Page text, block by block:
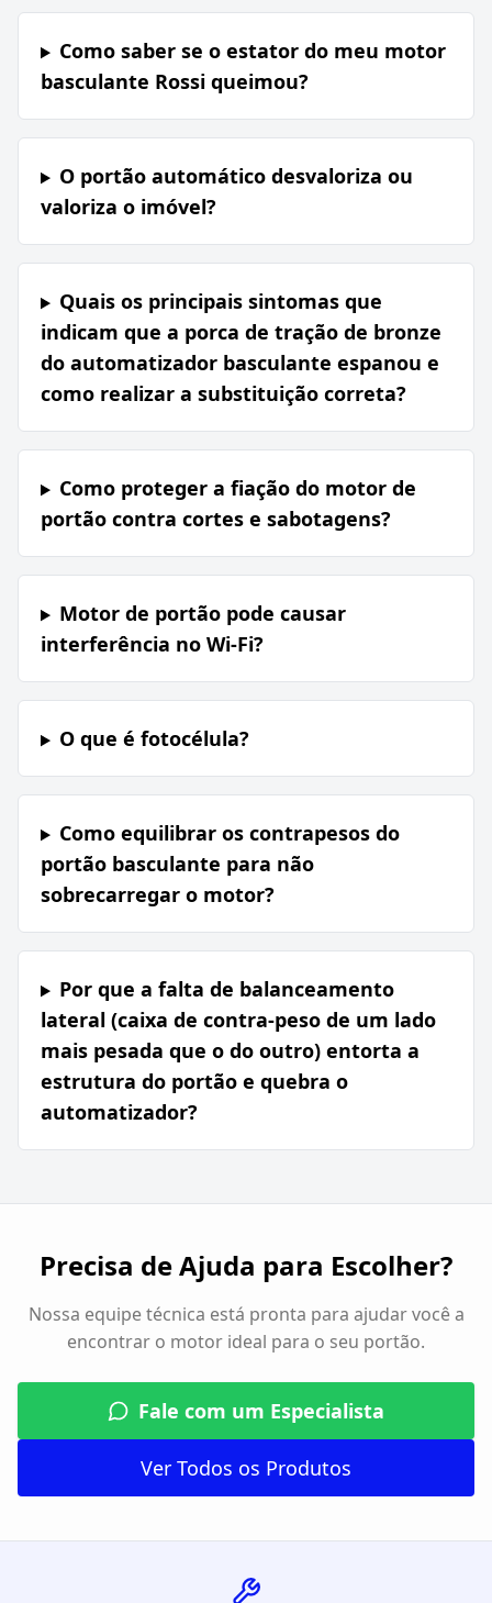
Como saber se o estator do meu motor
basculante Rossi queimou?
O portão automático desvaloriza ou
valoriza o imóvel?
Quais os principais sintomas que
indicam que a porca de tração de bronze
do automatizador basculante espanou e
como realizar a substituição correta?
Como proteger a fiação do motor de
portão contra cortes e sabotagens?
Motor de portão pode causar
interferência no Wi-Fi?
O que é fotocélula?
Como equilibrar os contrapesos do
portão basculante para não
sobrecarregar o motor?
Por que a falta de balanceamento
lateral (caixa de contra-peso de um lado
mais pesada que o do outro) entorta a
estrutura do portão e quebra o
automatizador?
Precisa de Ajuda para Escolher?
Nossa equipe técnica está pronta para ajudar você a
encontrar o motor ideal para o seu portão.
Fale com um Especialista
Ver Todos os Produtos